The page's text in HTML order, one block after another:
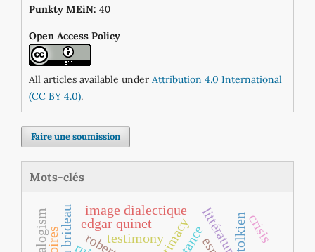
Punkty MEiN: 40
Open Access Policy
All articles available under Attribution 4.0 International
(CC BY 4.0).
Faire une soumission
Mots-clés
testimony tolkien
dialogism intimacy
image dialectique
edgar quinet
crisis